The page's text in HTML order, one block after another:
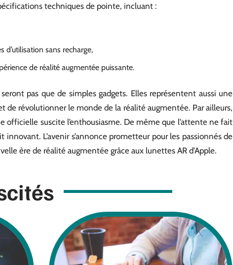
techniques de pointe, incluant :
d’utilisation sans recharge,
de réalité augmentée puissante.
pas que de simples gadgets. Elles représentent aussi une
de révolutionner le monde de la réalité augmentée. Par ailleurs,
officielle suscite l’enthousiasme. De même que l’attente ne fait
innovant. L’avenir s’annonce prometteur pour les passionnés de
ère de réalité augmentée grâce aux lunettes AR d’Apple.